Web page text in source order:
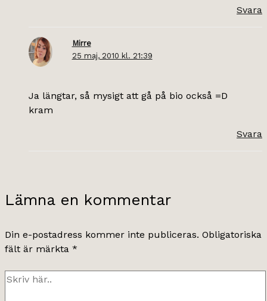
Svara
Mirre
25 maj, 2010 kl. 21:39
Ja längtar, så mysigt att gå på bio också =D
kram
Svara
Lämna en kommentar
Din e-postadress kommer inte publiceras. Obligatoriska
fält är märkta *
Skriv